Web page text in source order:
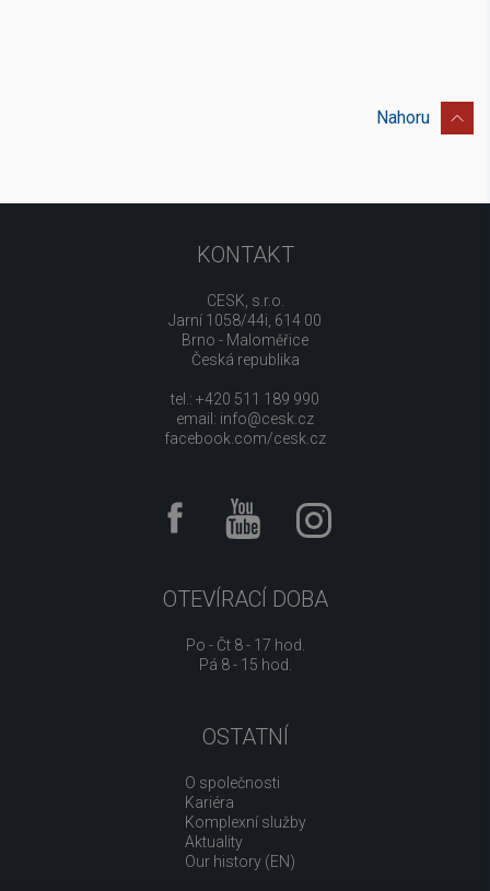
Nahoru
KONTAKT
CESK, s.r.o.
Jarní 1058/44i, 614 00
Brno - Maloměřice
Česká republika
tel.: +420 511 189 990
email: info@cesk.cz
facebook.com/cesk.cz
OTEVÍRACÍ DOBA
Po - Čt 8 - 17 hod.
Pá 8 - 15 hod.
OSTATNÍ
O společnosti
Kariéra
Komplexní služby
Aktuality
Our history (EN)